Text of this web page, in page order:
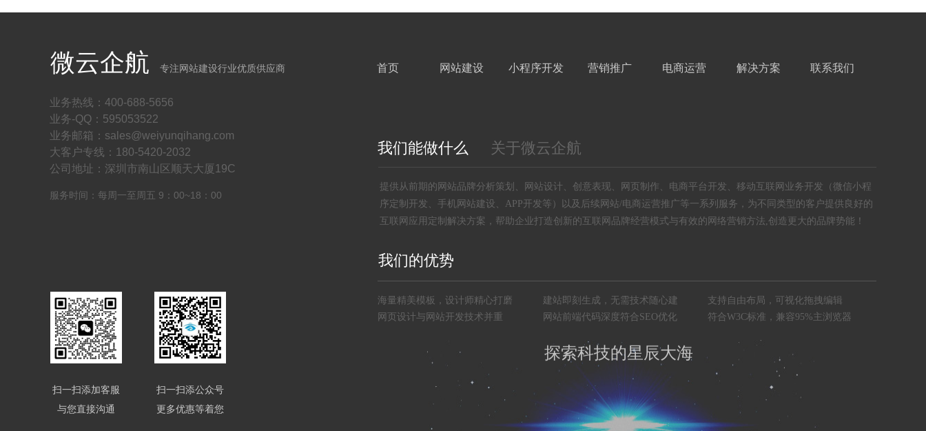
首页 网站建设 小程序开发 营销推广 电商运营 解决方案 联系我们
海量精美模板，设计师精心打磨 建站即刻生成，无需技术随心建
支持自由布局，可视化拖拽编辑
网页设计与网站开发技术并重
网站前端代码深度符合SEO优化 符合W3C标准，兼容95%主浏览器
微云企航 专注网站建设行业优质供应商
业务热线：400-688-5656
业务-QQ：595053522
业务邮箱：sales@weiyunqihang.com
大客户专线：180-5420-2032
公司地址：深圳市南山区顺天大厦19C
服务时间：每周一至周五 9：00~18：00
扫一扫添加客服
与您直接沟通
扫一扫添公众号
更多优惠等着您
我们的优势
探索科技的星辰大海
我们能做什么
提供从前期的网站品牌分析策划、网站设计、创意表现、网页制作、电商平台开发、移动互联网业务开发（微信小程
序定制开发、手机网站建设、APP开发等）以及后续网站/电商运营推广等一系列服务，为不同类型的客户提供良好的
互联网应用定制解决方案，帮助企业打造创新的互联网品牌经营模式与有效的网络营销方法,创造更大的品牌势能！
关于微云企航